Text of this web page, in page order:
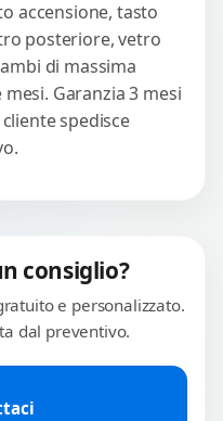
accensione, tasto
posteriore, vetro
di massima
Garanzia 3 mesi
spedisce
consiglio?
e personalizzato.
dal preventivo.